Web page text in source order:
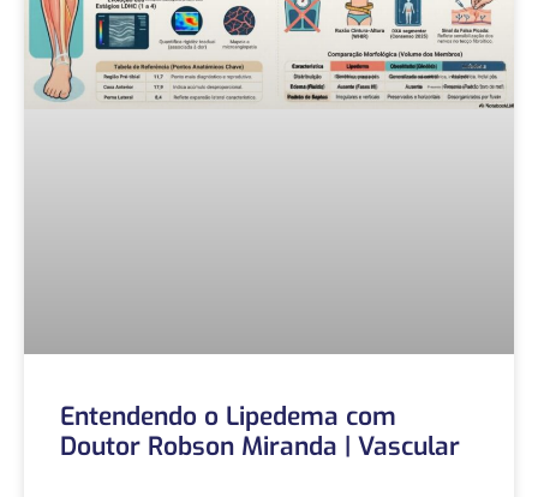
Entendendo o Lipedema com
Doutor Robson Miranda | Vascular